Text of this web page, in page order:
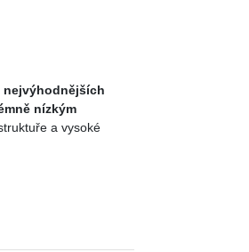
nejvýhodnějších
nízkým
a vysoké